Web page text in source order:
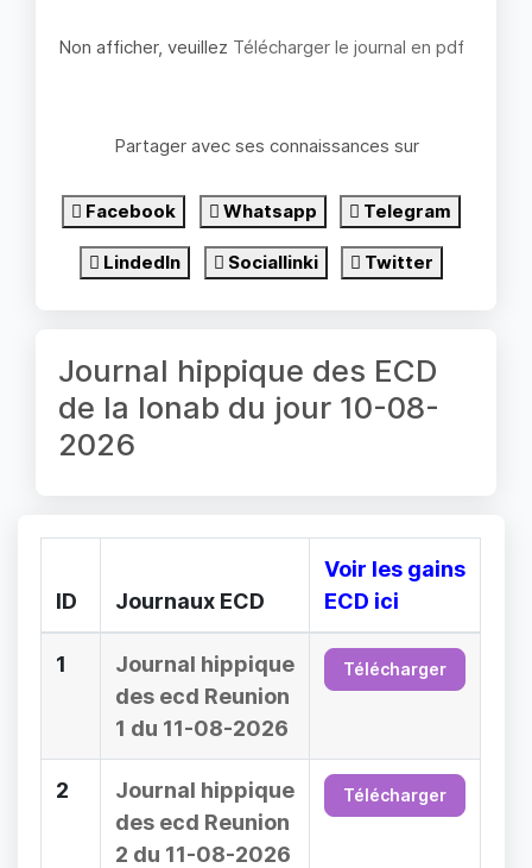
Non afficher, veuillez Télécharger le journal en pdf
Partager avec ses connaissances sur
Facebook Whatsapp Telegram
LindedIn Sociallinki Twitter
Journal hippique des ECD
de la lonab du jour 10-08-
2026
ID Journaux ECD
Voir les gains
ECD ici
1
Journal hippique
des ecd Reunion
1 du 11-08-2026
Télécharger
2
Journal hippique
des ecd Reunion
2 du 11-08-2026
Télécharger